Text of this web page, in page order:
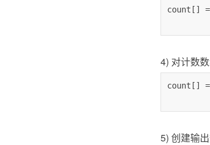
count[]
4) 对计数数
count[]
5) 创建输